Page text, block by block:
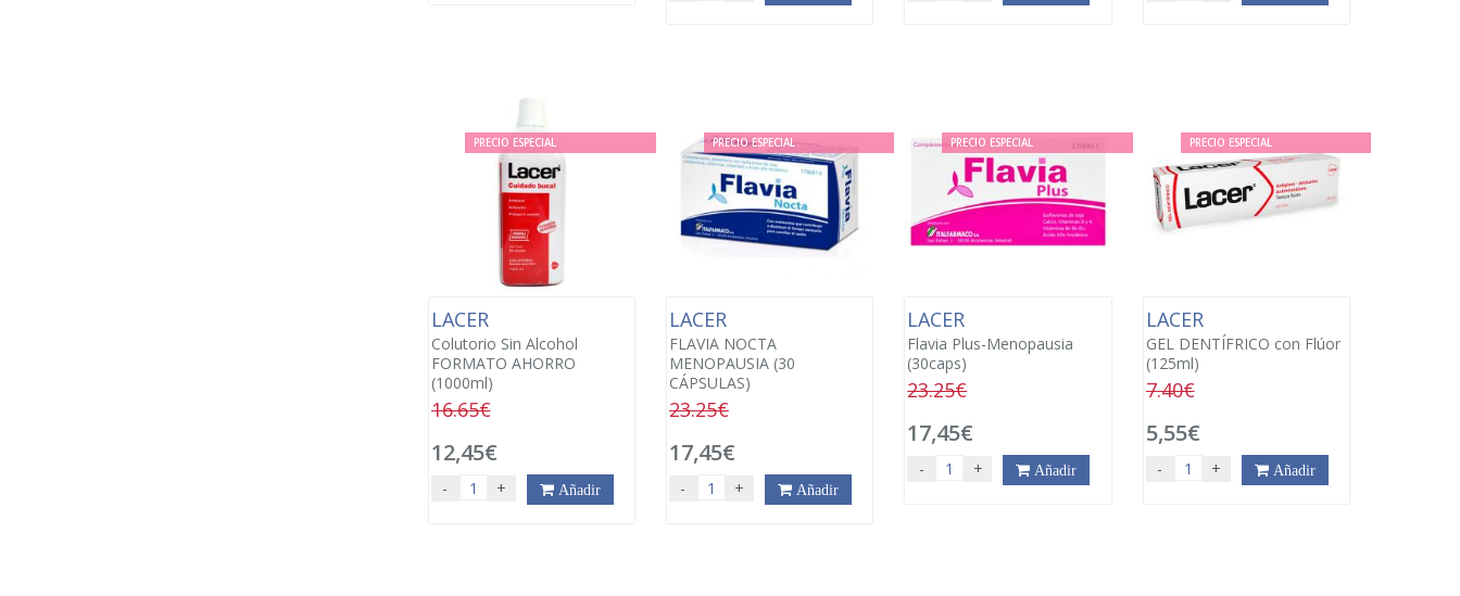
PRECIO ESPECIAL
LACER
Colutorio Sin Alcohol
FORMATO AHORRO
(1000ml)
16.65€
12,45€
- + Añadir
PRECIO ESPECIAL
LACER
FLAVIA NOCTA
MENOPAUSIA (30
CÁPSULAS)
23.25€
17,45€
- + Añadir
PRECIO ESPECIAL
LACER
Flavia Plus-Menopausia
(30caps)
23.25€
17,45€
- + Añadir
PRECIO ESPECIAL
LACER
GEL DENTÍFRICO con Flúor
(125ml)
7.40€
5,55€
- + Añadir